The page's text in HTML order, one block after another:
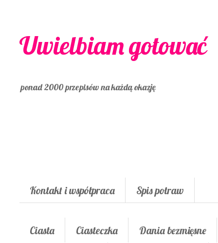
Uwielbiam gotować
ponad 2000 przepisów na każdą okazję
Kontakt i współpraca Spis potraw
Ciasta Ciasteczka
Dania bezmięsne